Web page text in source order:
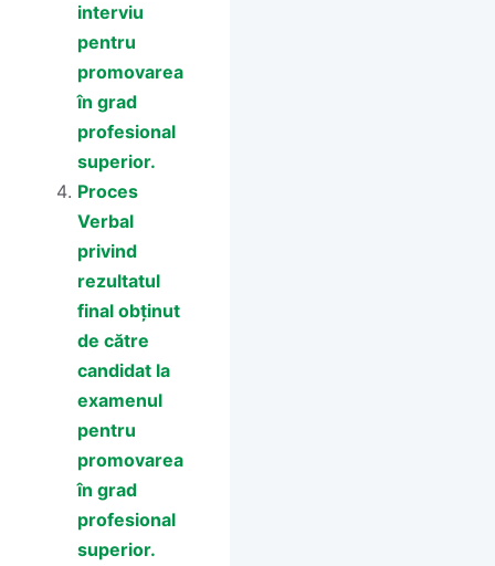
interviu
pentru
promovarea
în grad
profesional
superior.
Proces
Verbal
privind
rezultatul
final obținut
de către
candidat la
examenul
pentru
promovarea
în grad
profesional
superior.